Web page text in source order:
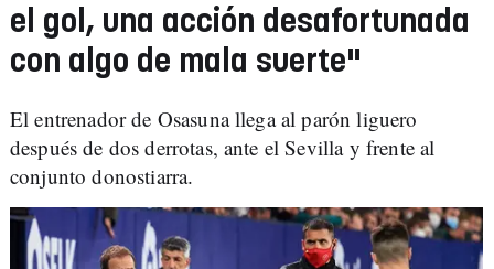
el gol, una acción desafortunada
con algo de mala suerte"
El entrenador de Osasuna llega al parón liguero
después de dos derrotas, ante el Sevilla y frente al
conjunto donostiarra.